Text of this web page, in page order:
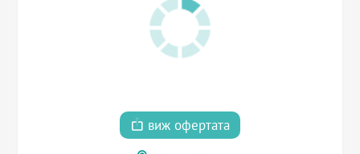
виж офертата